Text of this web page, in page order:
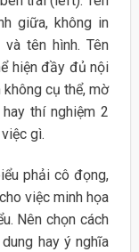
giữa, không in
tên hình. Tên
hiện đầy đủ nội
không cụ thể, mờ
thí nghiệm 2
gì.
phải cô đọng,
việc minh họa
Nên chọn cách
hay ý nghĩa